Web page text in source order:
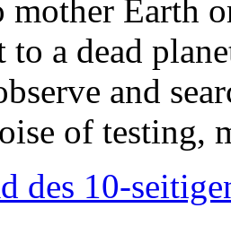
mother Earth
a dead
and
of testing,
des 10-